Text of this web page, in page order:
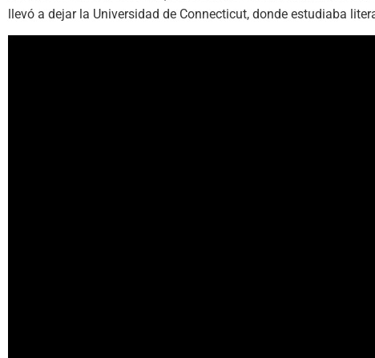
llevó a dejar la Universidad de Connecticut, donde estudiaba